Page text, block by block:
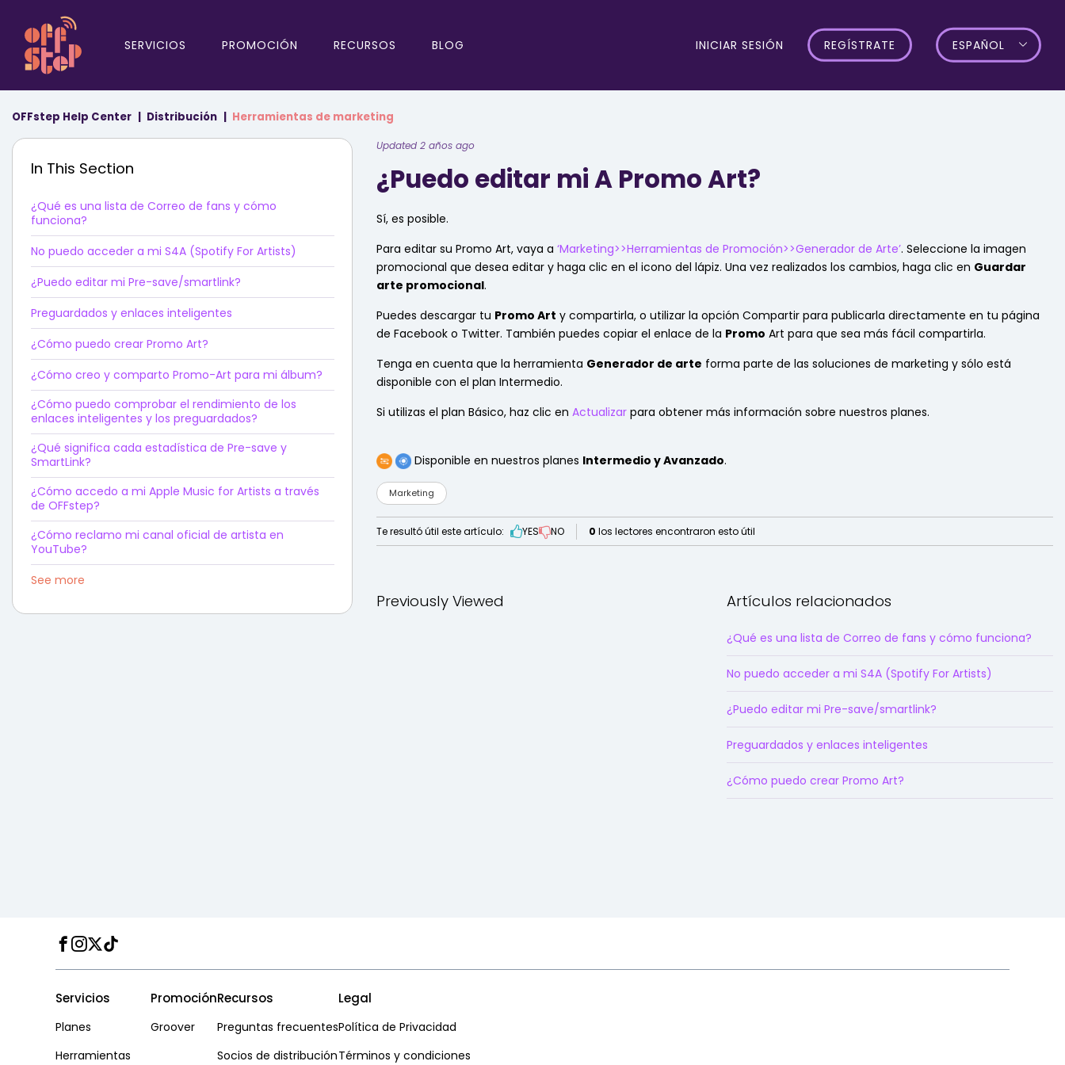
SERVICIOS PROMOCIÓN RECURSOS BLOG INICIAR SESIÓN REGÍSTRATE ESPAÑOL
OFFstep Help Center Distribución Herramientas de marketing
In This Section
¿Qué es una lista de Correo de fans y cómo
funciona?
No puedo acceder a mi S4A (Spotify For Artists)
¿Puedo editar mi Pre-save/smartlink?
Preguardados y enlaces inteligentes
¿Cómo puedo crear Promo Art?
¿Cómo creo y comparto Promo-Art para mi álbum?
¿Cómo puedo comprobar el rendimiento de los
enlaces inteligentes y los preguardados?
¿Qué significa cada estadística de Pre-save y
SmartLink?
¿Cómo accedo a mi Apple Music for Artists a través
de OFFstep?
¿Cómo reclamo mi canal oficial de artista en
YouTube?
See more
Updated 2 años ago
¿Puedo editar mi A Promo Art?
Sí, es posible.
Para editar su Promo Art, vaya a ‘Marketing>>Herramientas de Promoción>>Generador de Arte’. Seleccione la imagen
promocional que desea editar y haga clic en el icono del lápiz. Una vez realizados los cambios, haga clic en Guardar
arte promocional.
Puedes descargar tu Promo Art y compartirla, o utilizar la opción Compartir para publicarla directamente en tu página
de Facebook o Twitter. También puedes copiar el enlace de la Promo Art para que sea más fácil compartirla.
Tenga en cuenta que la herramienta Generador de arte forma parte de las soluciones de marketing y sólo está
disponible con el plan Intermedio.
Si utilizas el plan Básico, haz clic en Actualizar para obtener más información sobre nuestros planes.
Disponible en nuestros planes Intermedio y Avanzado.
Marketing
Te resultó útil este artículo: YES NO 0 los lectores encontraron esto útil
Previously Viewed Artículos relacionados
¿Qué es una lista de Correo de fans y cómo funciona?
No puedo acceder a mi S4A (Spotify For Artists)
¿Puedo editar mi Pre-save/smartlink?
Preguardados y enlaces inteligentes
¿Cómo puedo crear Promo Art?
Facebook
Instagram
Twitter
TikTok
Servicios
Planes
Herramientas
Promoción
Groover
Recursos
Preguntas frecuentes
Socios de distribución
Legal
Política de Privacidad
Términos y condiciones